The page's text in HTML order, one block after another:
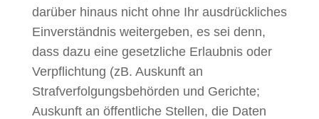
darüber hinaus nicht ohne Ihr ausdrückliches
Einverständnis weitergeben, es sei denn,
dass dazu eine gesetzliche Erlaubnis oder
Verpflichtung (zB. Auskunft an
Strafverfolgungsbehörden und Gerichte;
Auskunft an öffentliche Stellen, die Daten